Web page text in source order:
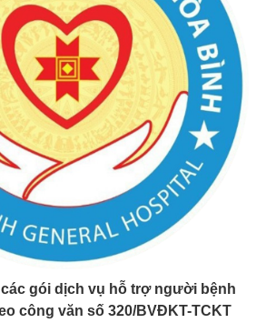
các gói dịch vụ hỗ trợ người bệnh
công văn số 320/BVĐKT-TCKT